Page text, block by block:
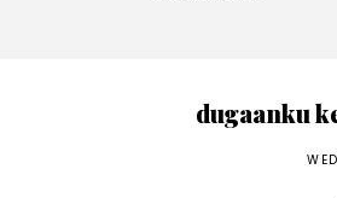
dugaanku